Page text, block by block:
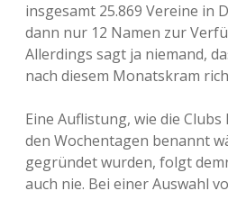
insgesamt 25.869 Vereine in
dann nur 12 Namen zur
Allerdings sagt ja niemand,
nach diesem Monatskram
Eine Auflistung, wie die
den Wochentagen benannt
gegründet wurden, folgt
auch nie. Bei einer Auswahl